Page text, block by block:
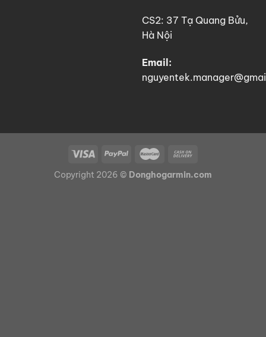
CS2: 37 Tạ Quang Bửu,
Hà Nội
Email:
Copyright 2026 © Donghogarmin.com